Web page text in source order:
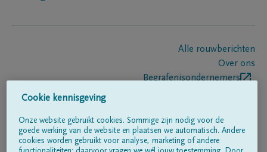
Alle rouwberichten
Over ons
Begrafenisondernemers
Volg ons op
Cookie kennisgeving
Onze website gebruikt cookies. Sommige zijn nodig voor de
goede werking van de website en plaatsen we automatisch. Andere
cookies worden gebruikt voor analyse, marketing of andere